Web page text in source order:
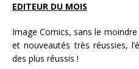
EDITEUR DU MOIS
Image Comics, sans le
et nouveautés très réussies,
des plus réussis !